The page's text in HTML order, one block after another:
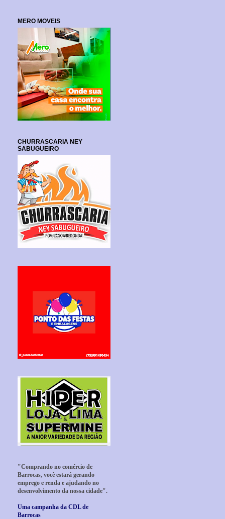
MERO MOVEIS
CHURRASCARIA NEY
SABUGUEIRO
"Comprando no comércio de
Barrocas, você estará gerando
emprego e renda e ajudando no
desenvolvimento da nossa cidade".
Uma campanha da CDL de
Barrocas